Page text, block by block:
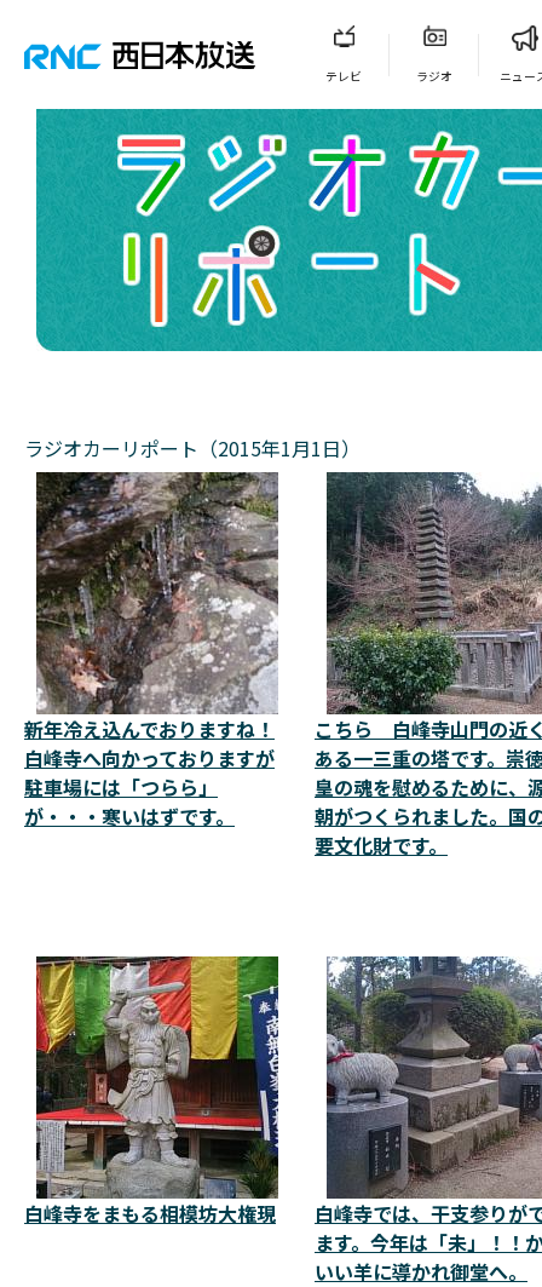
テレビ ラジオ ニュー
ラジオカーリポート（2015年1月1日）
新年冷え込んでおりますね！
白峰寺へ向かっておりますが
駐車場には「つらら」
が・・・寒いはずです。
こちら 白峰寺山門の近
ある一三重の塔です。崇
皇の魂を慰めるために、
朝がつくられました。国
要文化財です。
白峰寺をまもる相模坊大権現
白峰寺では、干支参りが
ます。今年は「未」！！
いい羊に導かれ御堂へ。